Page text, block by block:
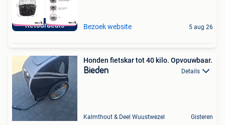
Retourdeals Bezoek website 5 aug 26
Honden fietskar tot 40 kilo. Opvouwbaar.
Bieden Details
Kalmthout & Deel Wuustwezel Gisteren